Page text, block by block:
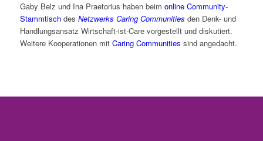
Gaby Belz und Ina Praetorius haben beim online Community-
Stammtischdes Netzwerks Caring Communities den Denk- und
Handlungsansatz Wirtschaft-ist-Care vorgestellt und diskutiert.
Weitere Kooperationen mit Caring Communities sind angedacht.